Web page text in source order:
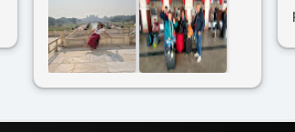
India a novembre 2025, 5
amici e il viaggio alla scoperta
del Rajasthan e Varanasi è
ai servizi dell' Agenzia con